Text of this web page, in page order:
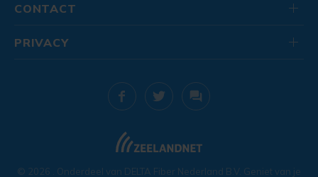
CONTACT
© 2026 . Onderdeel van DELTA Fiber Nederland B.V. Geniet van je
PRIVACY